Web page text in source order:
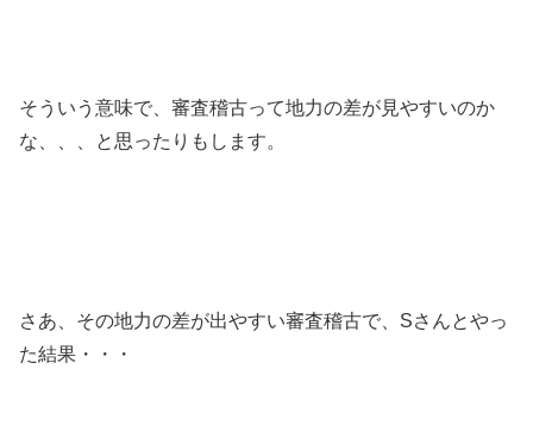
そういう意味で、審査稽古って地力の差が見やすいのか
な、、、と思ったりもします。
さあ、その地力の差が出やすい審査稽古で、Sさんとやっ
た結果・・・